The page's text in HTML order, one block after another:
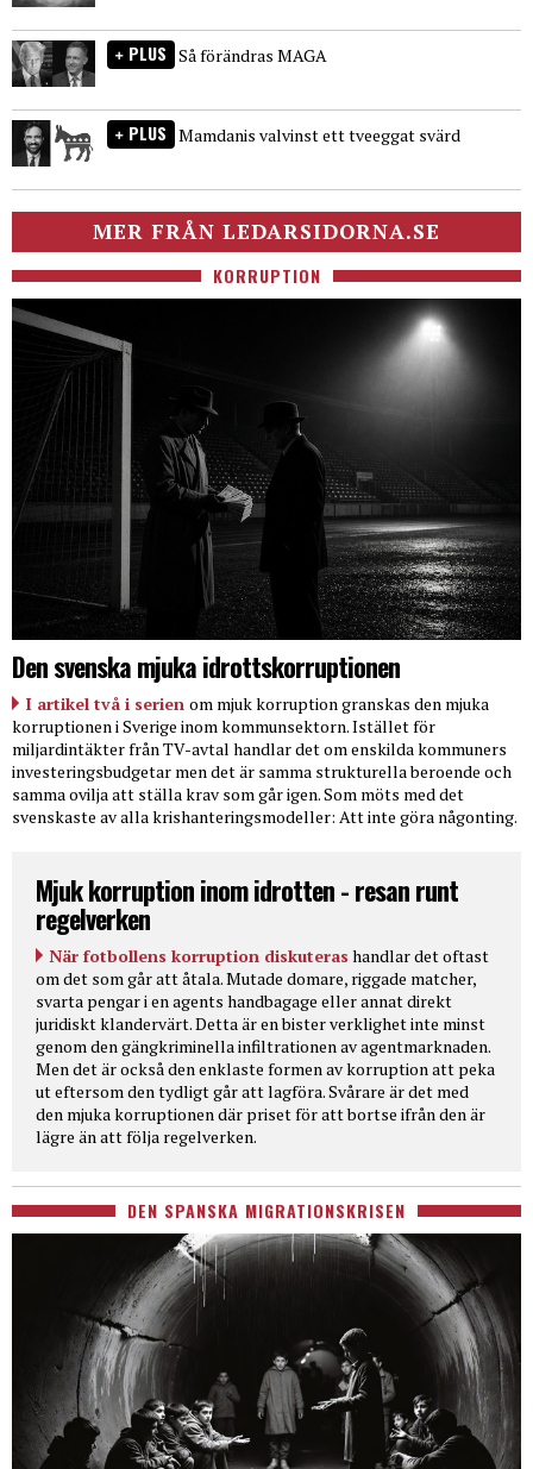
PLUS Så förändras MAGA
PLUS Mamdanis valvinst ett tveeggat svärd
MER FRÅN LEDARSIDORNA.SE
KORRUPTION
Den svenska mjuka idrottskorruptionen
I artikel två i serien om mjuk korruption granskas den mjuka
korruptionen i Sverige inom kommunsektorn. Istället för
miljardintäkter från TV-avtal handlar det om enskilda kommuners
investeringsbudgetar men det är samma strukturella beroende och
samma ovilja att ställa krav som går igen. Som möts med det
svenskaste av alla krishanteringsmodeller: Att inte göra någonting.
Mjuk korruption inom idrotten - resan runt
regelverken
När fotbollens korruption diskuteras handlar det oftast
om det som går att åtala. Mutade domare, riggade matcher,
svarta pengar i en agents handbagage eller annat direkt
juridiskt klandervärt. Detta är en bister verklighet inte minst
genom den gängkriminella infiltrationen av agentmarknaden.
Men det är också den enklaste formen av korruption att peka
ut eftersom den tydligt går att lagföra. Svårare är det med
den mjuka korruptionen där priset för att bortse ifrån den är
lägre än att följa regelverken.
DEN SPANSKA MIGRATIONSKRISEN